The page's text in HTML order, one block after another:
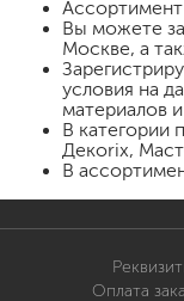
Вы можете
Москве, а
условия на
материалов
В категории
Декorix,
В
Оплата